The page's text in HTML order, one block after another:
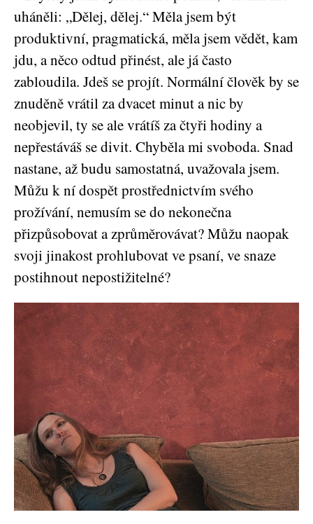
uháněli: „Dělej, dělej.“ Měla jsem být
produktivní, pragmatická, měla jsem vědět, kam
jdu, a něco odtud přinést, ale já často
zabloudila. Jdeš se projít. Normální člověk by se
znuděně vrátil za dvacet minut a nic by
neobjevil, ty se ale vrátíš za čtyři hodiny a
nepřestáváš se divit. Chyběla mi svoboda. Snad
nastane, až budu samostatná, uvažovala jsem.
Můžu k ní dospět prostřednictvím svého
prožívání, nemusím se do nekonečna
přizpůsobovat a zprůměrovávat? Můžu naopak
svoji jinakost prohlubovat ve psaní, ve snaze
postihnout nepostižitelné?